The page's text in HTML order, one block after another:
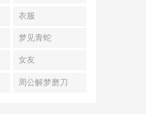
衣服
梦见青蛇
女友
周公解梦磨刀